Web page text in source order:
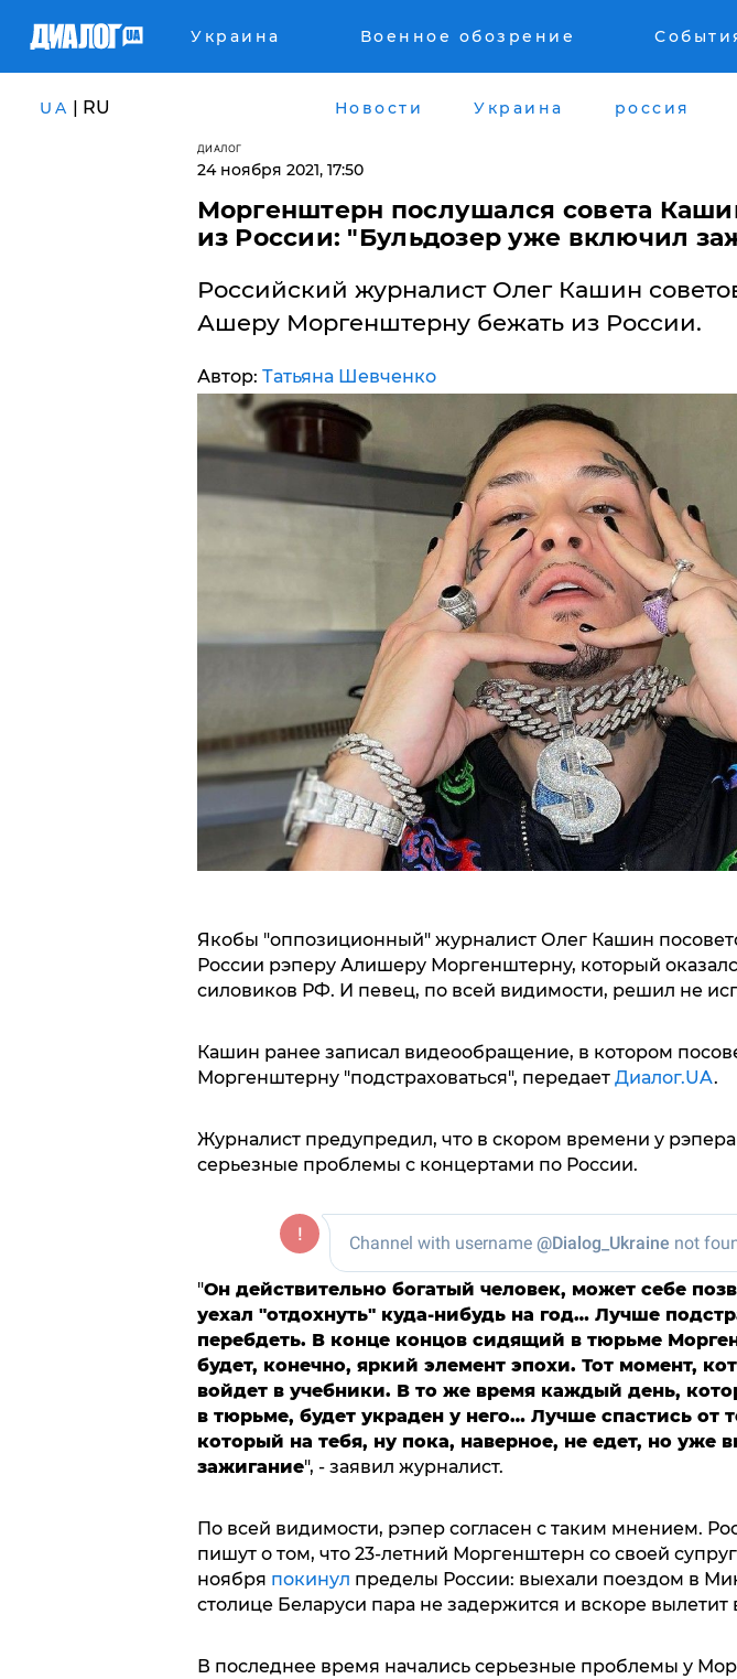
Украина Военное обозрение
UA | RU Новости Украина россия
ДИАЛОГ
24 ноября 2021, 17:50
​Моргенштерн послушался совета
из России: "Бульдозер уже включил
Российский журналист Олег Кашин
Ашеру Моргенштерну бежать из России.
Автор: Татьяна Шевченко
Якобы "оппозиционный" журналист Олег Кашин
России рэперу Алишеру Моргенштерну, который
силовиков РФ. И певец, по всей видимости, решил не
Кашин ранее записал видеообращение, в котором
Моргенштерну "подстраховаться", передает Диалог.UA.
Журналист предупредил, что в скором времени у рэпера
серьезные проблемы с концертами по России.
"Он действительно богатый человек, может себе
уехал "отдохнуть" куда-нибудь на год… Лучше
перебдеть. В конце концов сидящий в тюрьме
будет, конечно, яркий элемент эпохи. Тот момент,
войдет в учебники. В то же время каждый день,
в тюрьме, будет украден у него… Лучше спастись от
который на тебя, ну пока, наверное, не едет, но уже
зажигание", - заявил журналист.
По всей видимости, рэпер согласен с таким мнением.
пишут о том, что 23-летний Моргенштерн со своей
ноября покинул пределы России: выехали поездом в
столице Беларуси пара не задержится и вскоре вылетит
В последнее время начались серьезные проблемы у